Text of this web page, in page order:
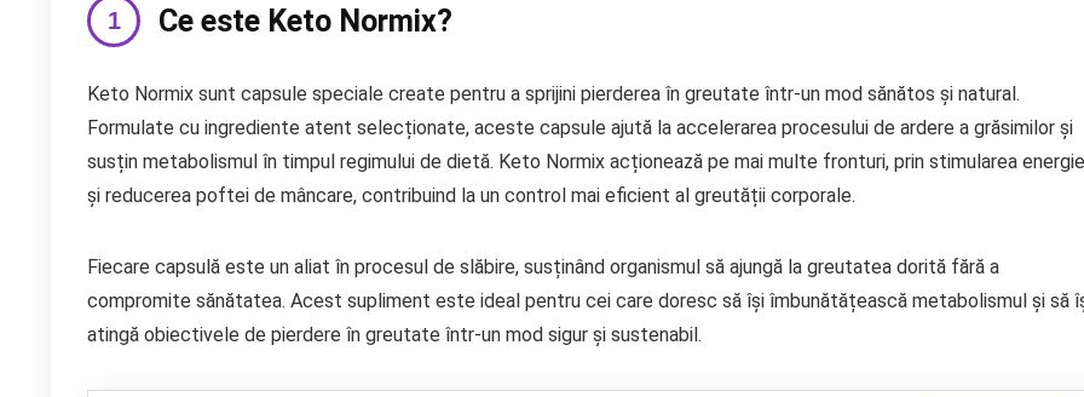
Ce este Keto Normix?
Keto Normix sunt capsule speciale create pentru a sprijini pierderea în greutate într-un mod sănătos și natural.
Formulate cu ingrediente atent selecționate, aceste capsule ajută la accelerarea procesului de ardere a grăsimilor și
susțin metabolismul în timpul regimului de dietă. Keto Normix acționează pe mai multe fronturi, prin stimularea
și reducerea poftei de mâncare, contribuind la un control mai eficient al greutății corporale.
Fiecare capsulă este un aliat în procesul de slăbire, susținând organismul să ajungă la greutatea dorită fără a
compromite sănătatea. Acest supliment este ideal pentru cei care doresc să își îmbunătățească metabolismul și să
atingă obiectivele de pierdere în greutate într-un mod sigur și sustenabil.